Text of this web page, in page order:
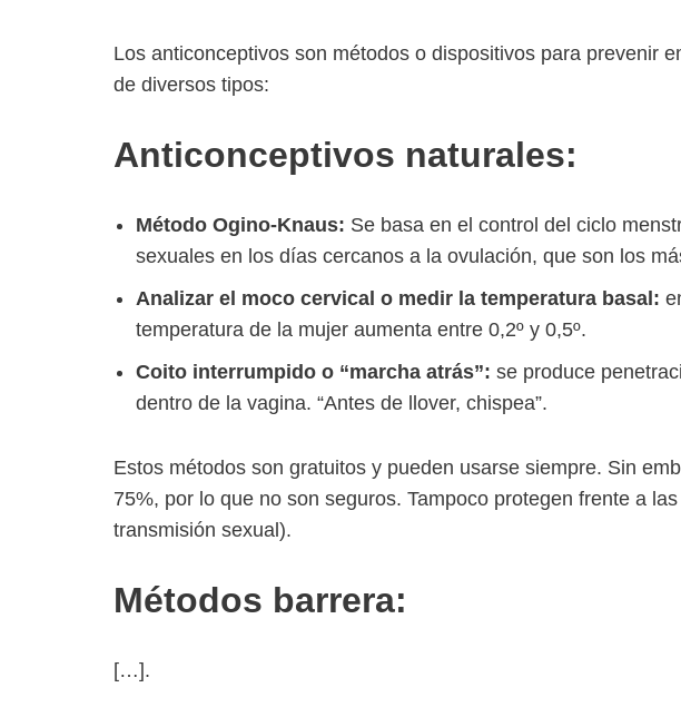
Los anticonceptivos son métodos o dispositivos para prevenir
de diversos tipos:
Anticonceptivos naturales:
Método Ogino-Knaus: Se basa en el control del ciclo
sexuales en los días cercanos a la ovulación, que son los
Analizar el moco cervical o medir la temperatura basal:
temperatura de la mujer aumenta entre 0,2º y 0,5º.
Coito interrumpido o “marcha atrás”: se produce
dentro de la vagina. “Antes de llover, chispea”.
Estos métodos son gratuitos y pueden usarse siempre. Sin
75%, por lo que no son seguros. Tampoco protegen frente a
transmisión sexual).
Métodos barrera:
[…].